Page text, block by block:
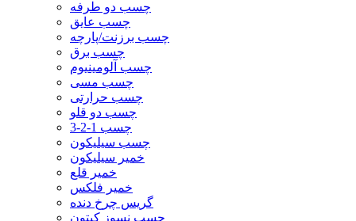
چسب دو طرفه
چسب عایق
چسب برزنت/پارچه
چسب برق
چسب آلومینیوم
چسب مسی
چسب حرارتی
چسب دو قلو
چسب 1-2-3
چسب سیلیکون
خمیر سیلیکون
خمیر قلع
خمیر فلکس
گریس چرخ دنده
چسب نسوز کپتون